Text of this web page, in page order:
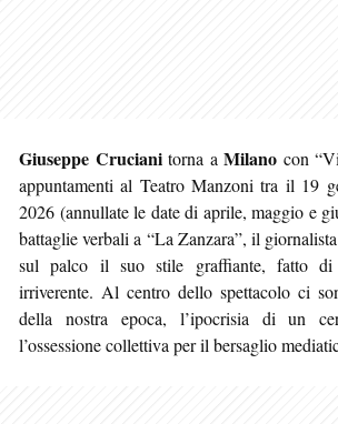
Giuseppe Crucianitorna aMilano con
appuntamenti al Teatro Manzoni tra il 19
2026 (annullate le date di aprile, maggio e
battaglie verbali a “La Zanzara”, il
sul palco il suo stile graffiante, fatto di
irriverente. Al centro dello spettacolo ci
della nostra epoca, l’ipocrisia di un
l’ossessione collettiva per il bersaglio